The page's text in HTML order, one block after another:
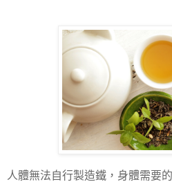
人體無法自行製造鐵，身體需要